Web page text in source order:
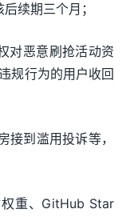
续期三个月；
对恶意刷抢活动资
规行为的用户收回
接到滥用投诉等，
重、GitHub Star